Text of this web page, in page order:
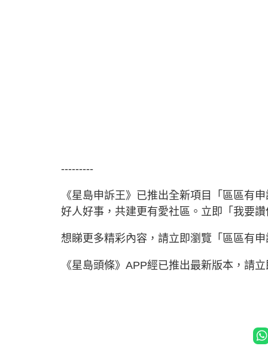
---------
《星島申訴王》已推出全新項目「區區有
好人好事，共建更有愛社區。立即「我要
想睇更多精彩內容，請立即瀏覽「區區有
《星島頭條》APP經已推出最新版本，請